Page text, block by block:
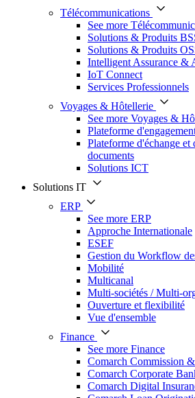
Télécommunications
See more
Solutions & Produits
Solutions & Produits
Intelligent Assurance &
IoT Connect
Services Professionnels
Voyages & Hôtellerie
See more Voyages &
Plateforme
Plateforme d'échange et
documents
Solutions ICT
Solutions IT
ERP
See more ERP
Approche Internationale
ESEF
Gestion du Workflow
Mobilité
Multicanal
Multi-sociétés / Multi-
Ouverture et flexibilité
Vue d'ensemble
Finance
See more Finance
Comarch Commission
Comarch Corporate
Comarch Digital